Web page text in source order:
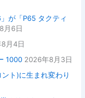
が「P65 タクティ
月6日
月4日
1000 2026年8月3日
ト)に生まれ変わり